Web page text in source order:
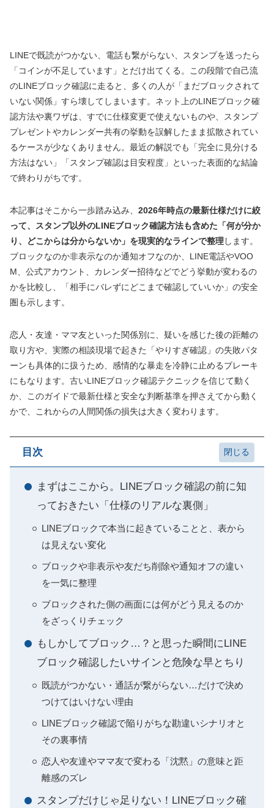
LINEで既読がつかない、電話も繋がらない、スタンプを送ったら
「コインが不足しています」とだけ出てくる。この段階で自己流
のLINEブロック確認に走ると、多くの人が「まだブロックされて
いない関係」すら壊してしまいます。ネット上のLINEブロック確
認方法や裏ワザは、すでに仕様変更で使えないものや、スタンプ
プレゼントやカレンダー共有の挙動を誤解したまま拡散されてい
るケースが少なくありません。最近の解説でも「完全に見分ける
方法はない」「スタンプ確認は目安程度」といった表面的な結論
で終わりがちです。
本記事はそこから一歩踏み込み、 2026年時点の最新仕様だけに絞
って、スタンプ以外のLINEブロック確認方法も含めた「何が分か
り、どこからは分からないか」を現実的なラインで整理します。
ブロックなのか非表示なのか通知オフなのか、LINE電話やVOO
M、公式アカウント、カレンダー招待などでどう挙動が変わるの
かを比較し、「相手にバレずにどこまで確認していいか」の安全
圏も示します。
恋人・友達・ママ友といった関係別に、疑いを感じた後の距離の
取り方や、実際の相談現場で起きた「やりすぎ確認」の失敗パタ
ーンも具体的に扱うため、感情的な暴走を冷静に止めるブレーキ
にもなります。古いLINEブロック確認テクニックを信じて動く
か、このガイドで最新仕様と安全な判断基準を押さえてから動く
かで、これからの人間関係の損失は大きく変わります。
目次
まずはここから。LINEブロック確認の前に知
っておきたい「仕様のリアルな裏側」
LINEブロックで本当に起きていることと、表から
は見えない変化
ブロックや非表示や友だち削除や通知オフの違い
を一気に整理
ブロックされた側の画面には何がどう見えるのか
をざっくりチェック
もしかしてブロック…？と思った瞬間にLINE
ブロック確認したいサインと危険な早とちり
既読がつかない・通話が繋がらない…だけで決め
つけてはいけない理由
LINEブロック確認で陥りがちな勘違いシナリオと
その裏事情
恋人や友達やママ友で変わる「沈黙」の意味と距
離感のズレ
スタンプだけじゃ足りない！LINEブロック確